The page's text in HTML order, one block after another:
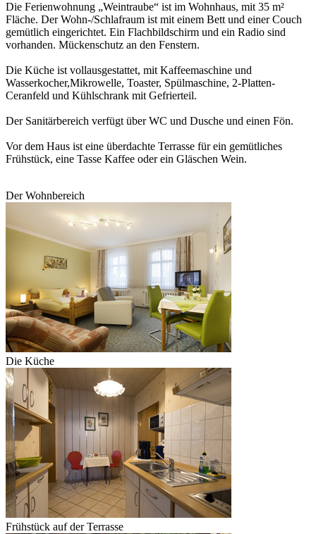
Die Ferienwohnung „Weintraube“ ist im Wohnhaus, mit 35 m²
Fläche. Der Wohn-/Schlafraum ist mit einem Bett und einer Couch
gemütlich eingerichtet. Ein Flachbildschirm und ein Radio sind
vorhanden. Mückenschutz an den Fenstern.
Die Küche ist vollausgestattet, mit Kaffeemaschine und
Wasserkocher,Mikrowelle, Toaster, Spülmaschine, 2-Platten-
Ceranfeld und Kühlschrank mit Gefrierteil.
Der Sanitärbereich verfügt über WC und Dusche und einen Fön.
Vor dem Haus ist eine überdachte Terrasse für ein gemütliches
Frühstück, eine Tasse Kaffee oder ein Gläschen Wein.
Der Wohnbereich
Die Küche
Frühstück auf der Terrasse